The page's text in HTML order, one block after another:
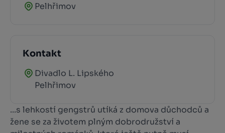
Pelhřimov
Kontakt
Divadlo L. Lipského
Pelhřimov
...s lehkostí gengstrů utíká z domova důchodců a
žene se za životem plným dobrodružství a